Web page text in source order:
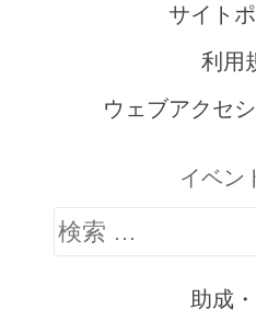
サイト
利用
ウェブアクセ
イベン
検
助成